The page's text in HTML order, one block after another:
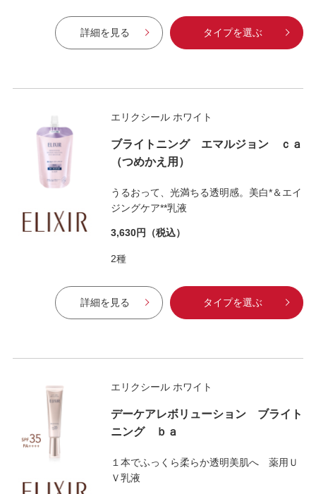
詳細を見る タイプを選ぶ
エリクシール ホワイト
ブライトニング エマルジョン ｃａ
（つめかえ用）
うるおって、光満ちる透明感。美白*＆エイ
ジングケア**乳液
3,630円 （税込）
2種
詳細を見る タイプを選ぶ
エリクシール ホワイト
デーケアレボリューション ブライト
ニング ｂａ
１本でふっくら柔らか透明美肌へ 薬用Ｕ
Ｖ乳液